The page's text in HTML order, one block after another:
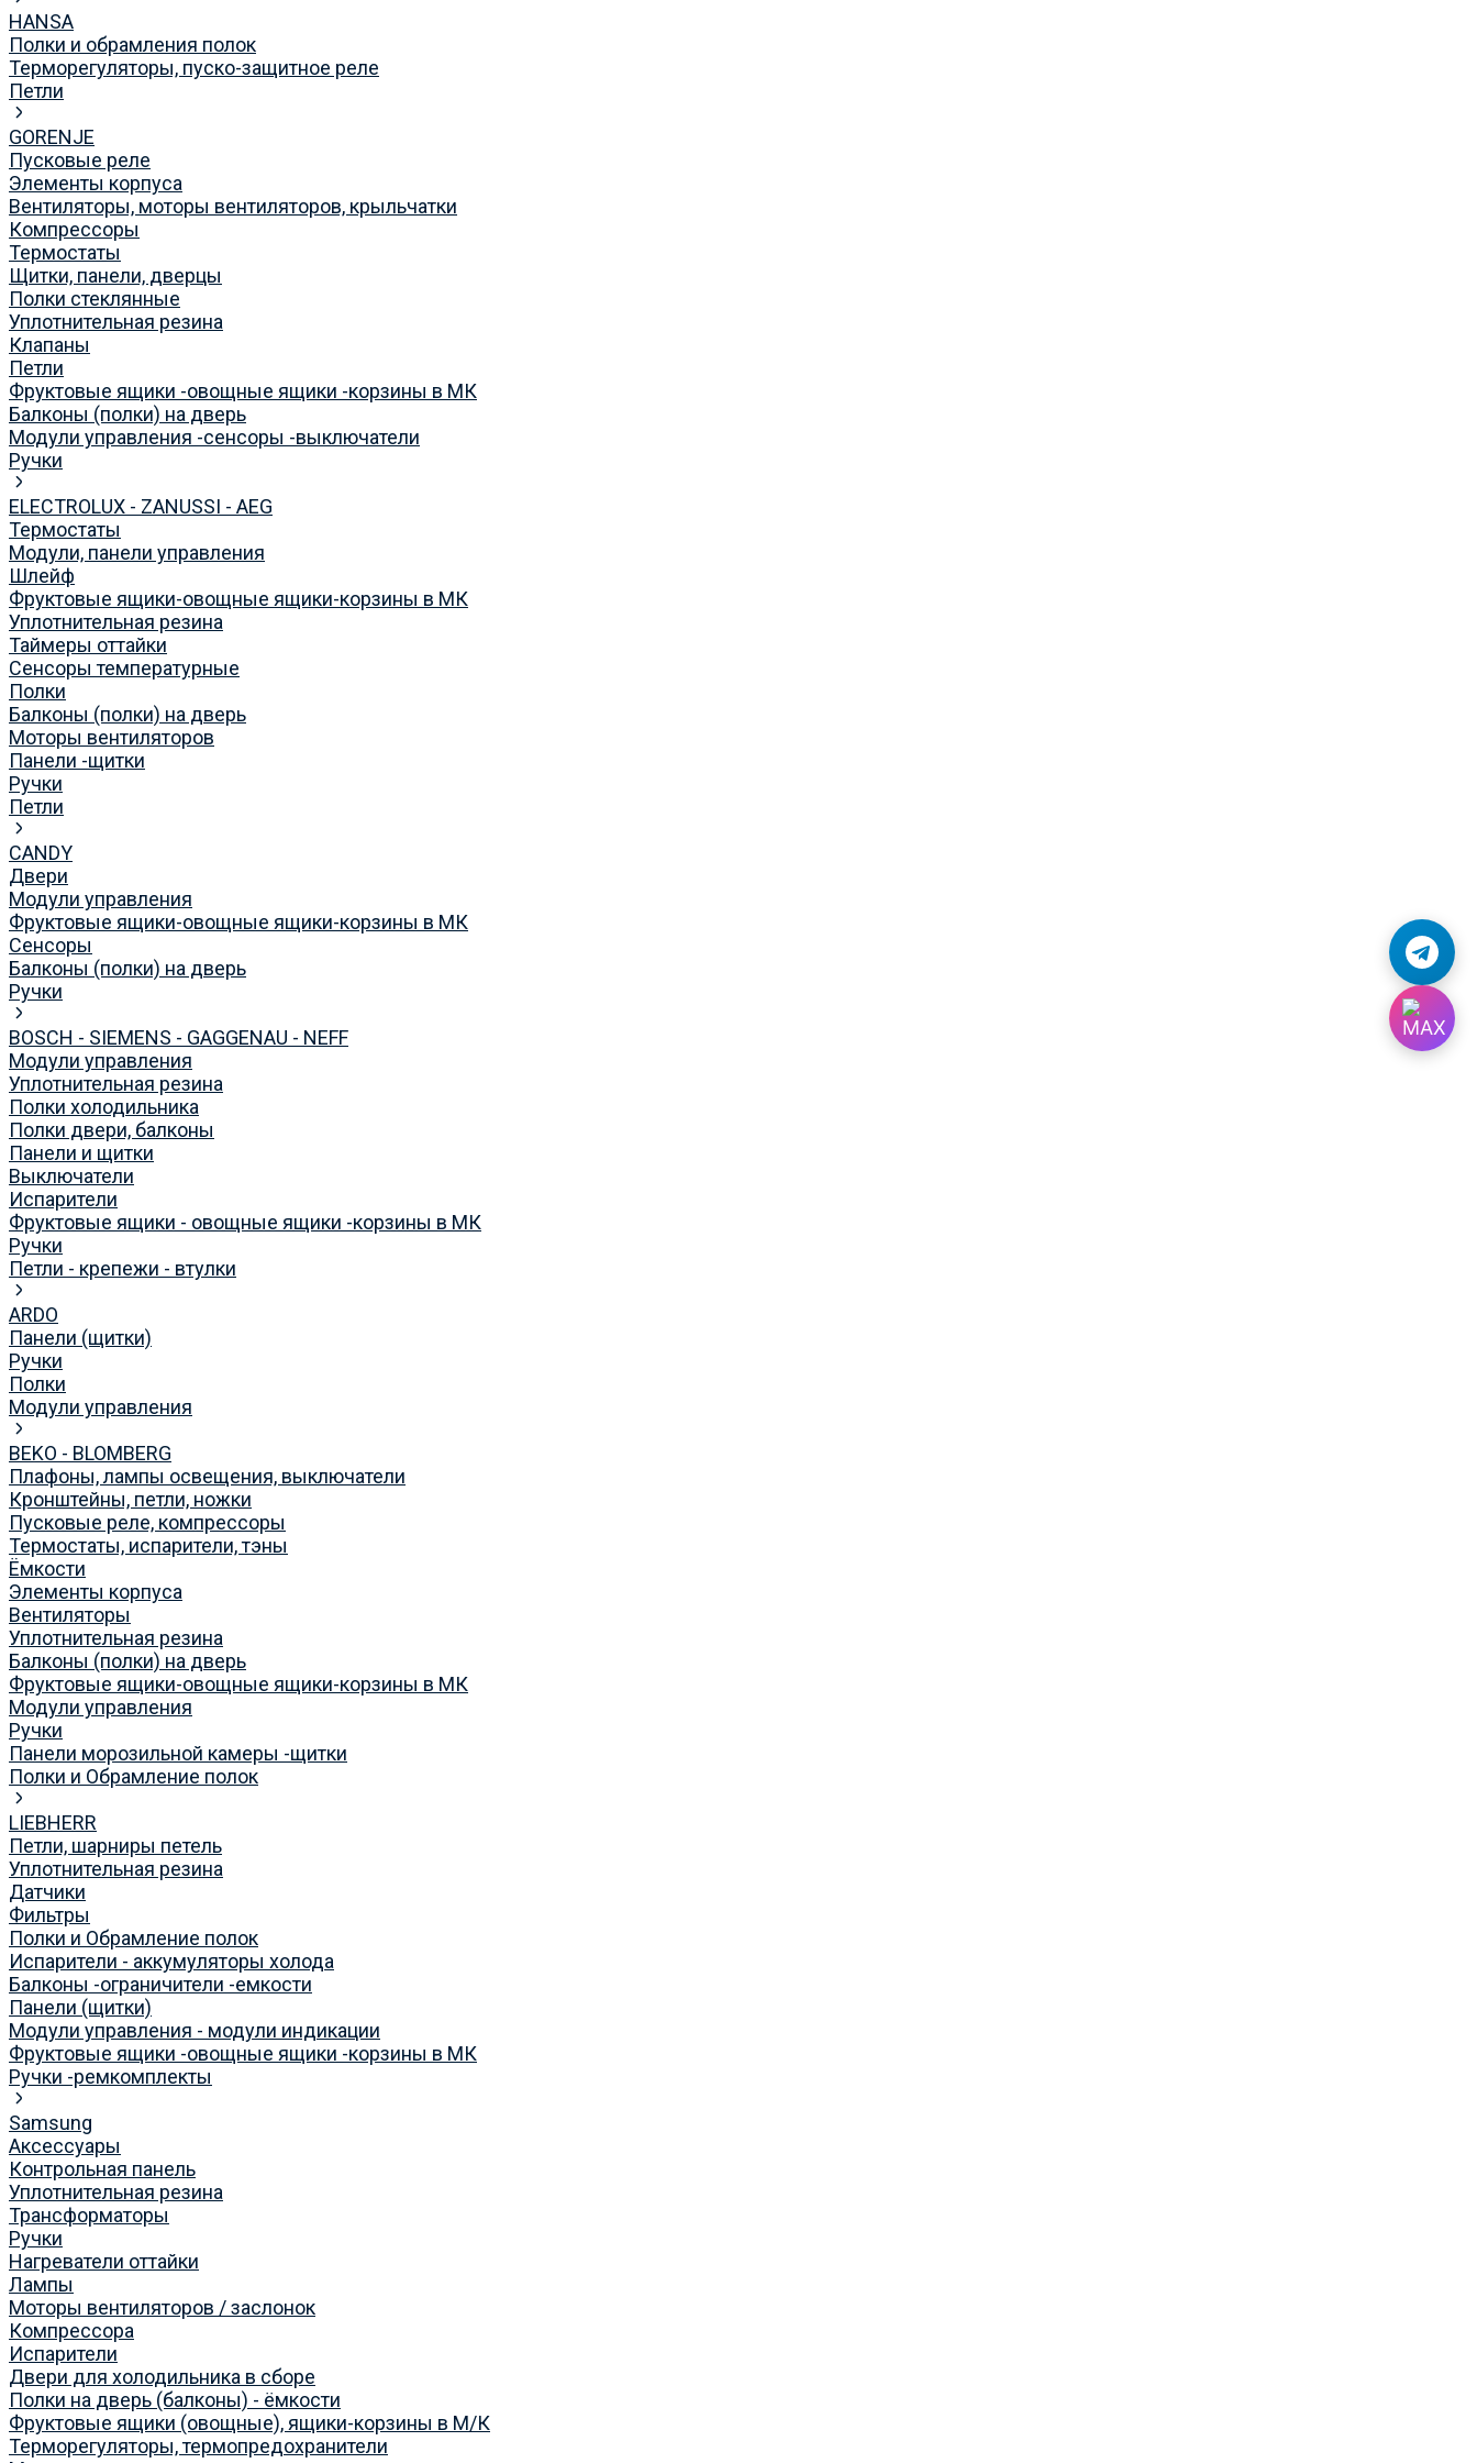
HANSA
Полки и обрамления полок
Терморегуляторы, пуско-защитное реле
Петли
GORENJE
Пусковые реле
Элементы корпуса
Вентиляторы, моторы вентиляторов, крыльчатки
Компрессоры
Термостаты
Щитки, панели, дверцы
Полки стеклянные
Уплотнительная резина
Клапаны
Петли
Фруктовые ящики -овощные ящики -корзины в МК
Балконы (полки) на дверь
Модули управления -сенсоры -выключатели
Ручки
ELECTROLUX - ZANUSSI - AEG
Термостаты
Модули, панели управления
Шлейф
Фруктовые ящики-овощные ящики-корзины в МК
Уплотнительная резина
Таймеры оттайки
Сенсоры температурные
Полки
Балконы (полки) на дверь
Моторы вентиляторов
Панели -щитки
Ручки
Петли
CANDY
Двери
Модули управления
Фруктовые ящики-овощные ящики-корзины в МК
Сенсоры
Балконы (полки) на дверь
Ручки
BOSCH - SIEMENS - GAGGENAU - NEFF
Модули управления
Уплотнительная резина
Полки холодильника
Полки двери, балконы
Панели и щитки
Выключатели
Испарители
Фруктовые ящики - овощные ящики -корзины в МК
Ручки
Петли - крепежи - втулки
ARDO
Панели (щитки)
Ручки
Полки
Модули управления
BEKO - BLOMBERG
Плафоны, лампы освещения, выключатели
Кронштейны, петли, ножки
Пусковые реле, компрессоры
Термостаты, испарители, тэны
Ёмкости
Элементы корпуса
Вентиляторы
Уплотнительная резина
Балконы (полки) на дверь
Фруктовые ящики-овощные ящики-корзины в МК
Модули управления
Ручки
Панели морозильной камеры -щитки
Полки и Обрамление полок
LIEBHERR
Петли, шарниры петель
Уплотнительная резина
Датчики
Фильтры
Полки и Обрамление полок
Испарители - аккумуляторы холода
Балконы -ограничители -емкости
Панели (щитки)
Модули управления - модули индикации
Фруктовые ящики -овощные ящики -корзины в МК
Ручки -ремкомплекты
Samsung
Аксессуары
Контрольная панель
Уплотнительная резина
Трансформаторы
Ручки
Нагреватели оттайки
Лампы
Моторы вентиляторов / заслонок
Компрессора
Испарители
Двери для холодильника в сборе
Полки на дверь (балконы) - ёмкости
Фруктовые ящики (овощные), ящики-корзины в М/К
Терморегуляторы, термопредохранители